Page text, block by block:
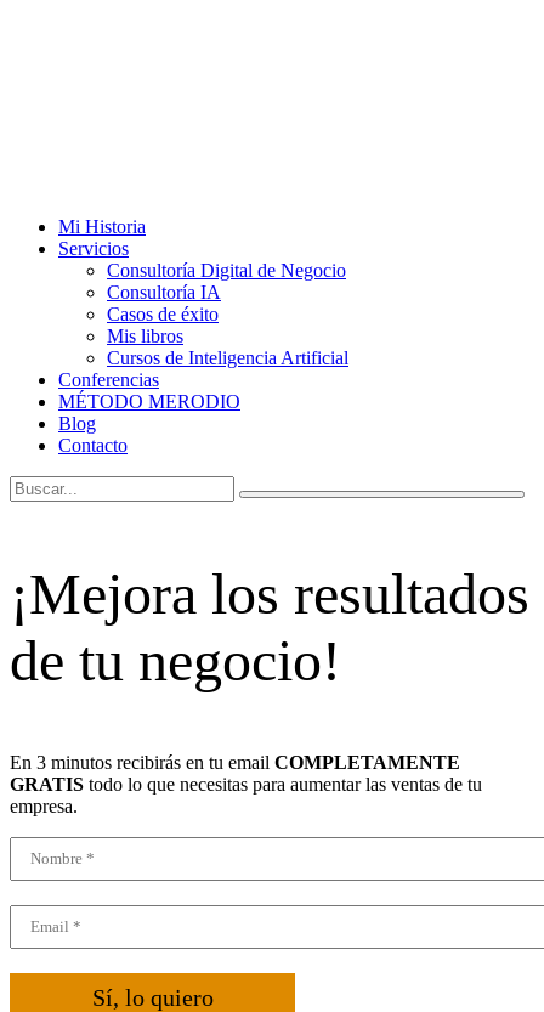
Mi Historia
Servicios
Consultoría Digital de Negocio
Consultoría IA
Casos de éxito
Mis libros
Cursos de Inteligencia Artificial
Conferencias
MÉTODO MERODIO
Blog
Contacto
¡Mejora los resultados
de tu negocio!
En 3 minutos recibirás en tu email COMPLETAMENTE
GRATIS todo lo que necesitas para aumentar las ventas de tu
empresa.
Sí, lo quiero